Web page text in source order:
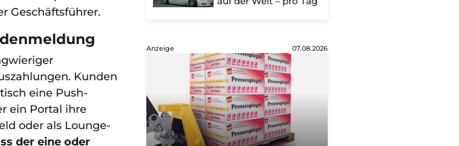
Geschäftsführer.
Kunden
eine Push-
ein Portal ihre
oder als Lounge-
der eine oder
Anzeige 07.08.2026